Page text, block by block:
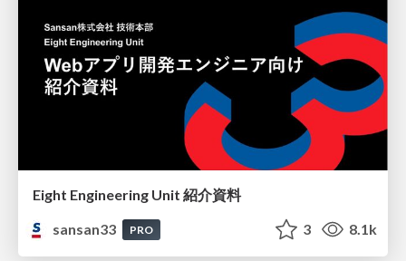
Eight Engineering Unit 紹介資料
sansan33
PRO 3 8.1k